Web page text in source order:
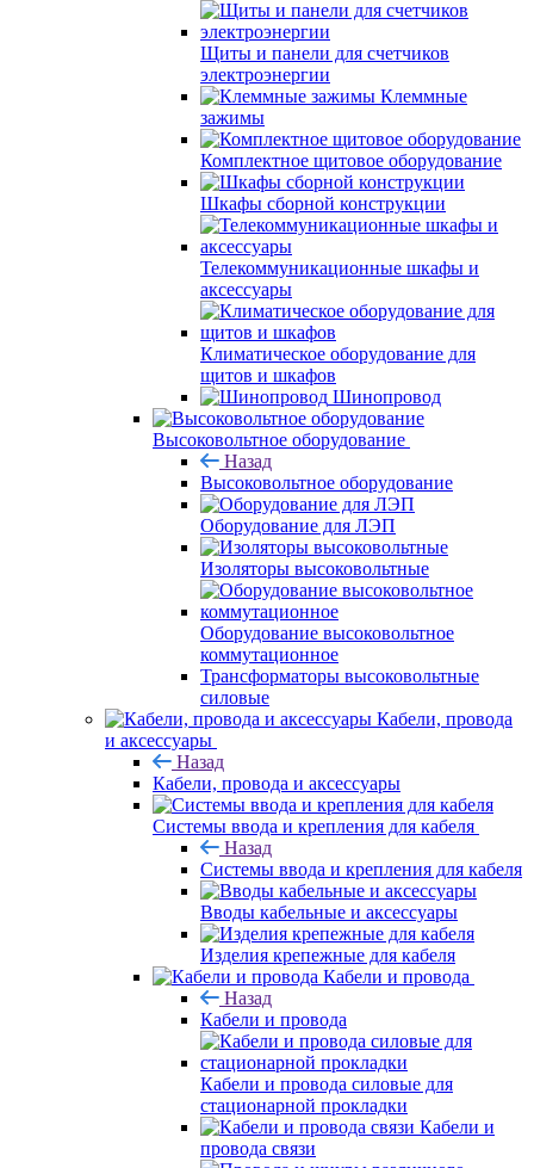
Щиты и панели для счетчиков
электроэнергии
Клеммные
зажимы
Комплектное щитовое оборудование
Шкафы сборной конструкции
Телекоммуникационные шкафы и
аксессуары
Климатическое оборудование для
щитов и шкафов
Шинопровод
Высоковольтное оборудование
Назад
Высоковольтное оборудование
Оборудование для ЛЭП
Изоляторы высоковольтные
Оборудование высоковольтное
коммутационное
Трансформаторы высоковольтные
силовые
Кабели, провода
и аксессуары
Назад
Кабели, провода и аксессуары
Системы ввода и крепления для кабеля
Назад
Системы ввода и крепления для кабеля
Вводы кабельные и аксессуары
Изделия крепежные для кабеля
Кабели и провода
Назад
Кабели и провода
Кабели и провода силовые для
стационарной прокладки
Кабели и
провода связи